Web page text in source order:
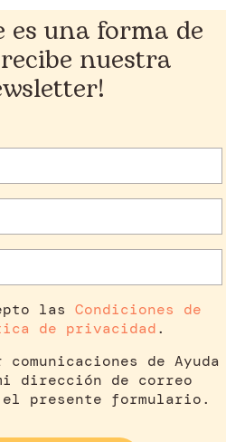
una forma de
nuestra
las Condiciones de
de privacidad.
de Ayuda
dirección de correo
presente formulario.